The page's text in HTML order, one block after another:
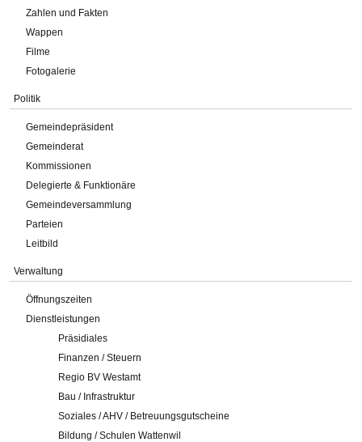
Zahlen und Fakten
Wappen
Filme
Fotogalerie
Politik
Gemeindepräsident
Gemeinderat
Kommissionen
Delegierte & Funktionäre
Gemeindeversammlung
Parteien
Leitbild
Verwaltung
Öffnungszeiten
Dienstleistungen
Präsidiales
Finanzen / Steuern
Regio BV Westamt
Bau / Infrastruktur
Soziales / AHV / Betreuungsgutscheine
Bildung / Schulen Wattenwil